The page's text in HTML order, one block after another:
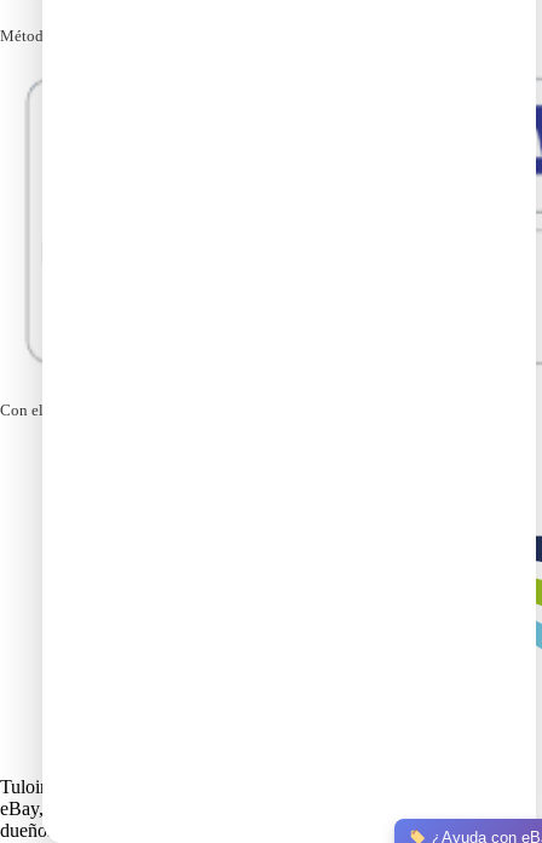
Métodos de pago
Con el apoyo de
Tuloimportas.com Todos los derechos reservados 2025 “Amazon,
eBay, Walmart y otras marcas son propiedad de sus respectivos
dueños.”
¿Ayuda con